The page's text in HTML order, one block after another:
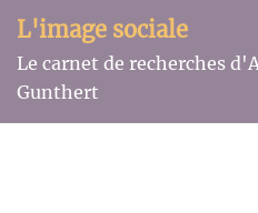
Aller
au
contenu
L'image sociale
Le carnet de recherches
Gunthert